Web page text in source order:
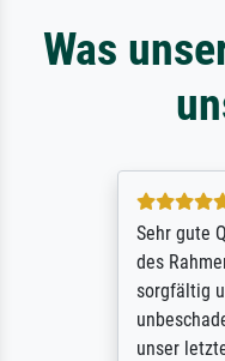
Was
5 /
Sehr gute
des Rahmens!
sorgfältig und
unbeschadet
unser letzter